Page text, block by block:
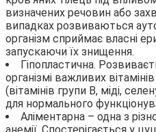
визначених речовин або
випадках розвиваються
організм сприймає власні
запускаючи їх знищення.
Гіпопластична.
організмі важливих
(вітамінів групи В, міді,
для нормального
Аліментарна – одна з